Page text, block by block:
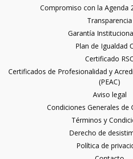
Compromiso con la Agenda
Transparencia
Garantía
Plan de Igualdad
Certificado RSC
Certificados de Profesionalidad y
(PEAC)
Aviso legal
Condiciones Generales de
Términos y
Derecho de
Política de